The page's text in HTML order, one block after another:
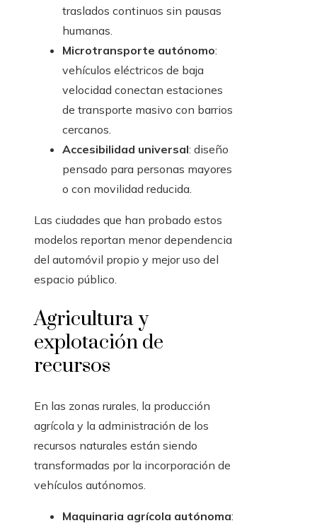
traslados continuos sin pausas
humanas.
Microtransporte autónomo:
vehículos eléctricos de baja
velocidad conectan estaciones
de transporte masivo con barrios
cercanos.
Accesibilidad universal: diseño
pensado para personas mayores
o con movilidad reducida.
Las ciudades que han probado estos
modelos reportan menor dependencia
del automóvil propio y mejor uso del
espacio público.
Agricultura y
explotación de
recursos
En las zonas rurales, la producción
agrícola y la administración de los
recursos naturales están siendo
transformadas por la incorporación de
vehículos autónomos.
Maquinaria agrícola autónoma: